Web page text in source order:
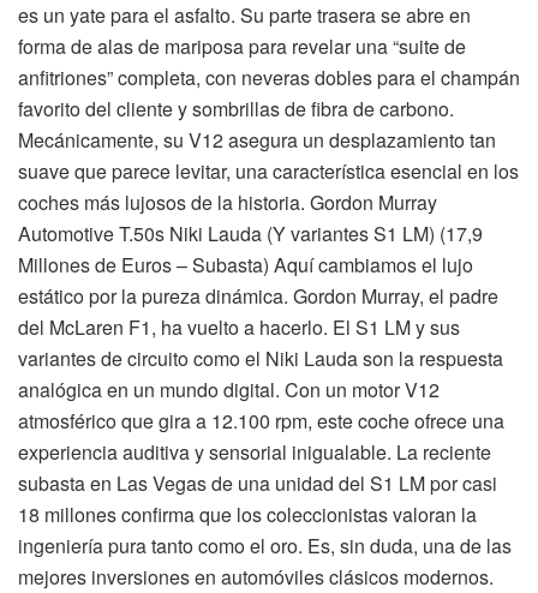
es un yate para el asfalto. Su parte trasera se abre en
forma de alas de mariposa para revelar una “suite de
anfitriones” completa, con neveras dobles para el champán
favorito del cliente y sombrillas de fibra de carbono.
Mecánicamente, su V12 asegura un desplazamiento tan
suave que parece levitar, una característica esencial en los
coches más lujosos de la historia. Gordon Murray
Automotive T.50s Niki Lauda (Y variantes S1 LM) (17,9
Millones de Euros – Subasta) Aquí cambiamos el lujo
estático por la pureza dinámica. Gordon Murray, el padre
del McLaren F1, ha vuelto a hacerlo. El S1 LM y sus
variantes de circuito como el Niki Lauda son la respuesta
analógica en un mundo digital. Con un motor V12
atmosférico que gira a 12.100 rpm, este coche ofrece una
experiencia auditiva y sensorial inigualable. La reciente
subasta en Las Vegas de una unidad del S1 LM por casi
18 millones confirma que los coleccionistas valoran la
ingeniería pura tanto como el oro. Es, sin duda, una de las
mejores inversiones en automóviles clásicos modernos.